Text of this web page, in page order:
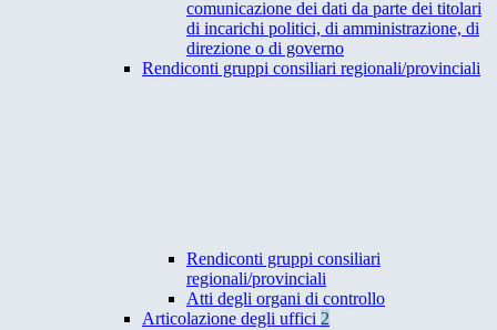
comunicazione dei dati da parte dei titolari
di incarichi politici, di amministrazione, di
direzione o di governo
Rendiconti gruppi consiliari regionali/provinciali
Rendiconti gruppi consiliari
regionali/provinciali
Atti degli organi di controllo
Articolazione degli uffici 2